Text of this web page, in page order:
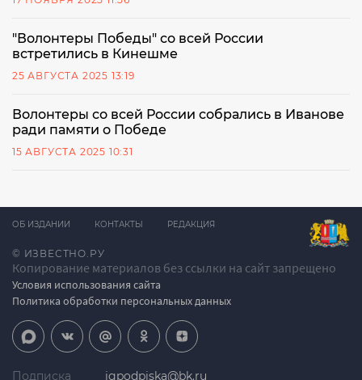
"Волонтеры Победы" со всей России
встретились в Кинешме
25 АВГУСТА 2025 13:19
Волонтеры со всей России собрались в Иванове
ради памяти о Победе
15 АВГУСТА 2025 10:31
© ИЗВЕСТНО.РУ
Копирование материалов без ссылки на сайт запрещено
Условия использования сайта
Политика обработки персональных данных
ОБ ИЗДАНИИ КОНТАКТЫ РЕДАКЦИЯ
Подписка igpodpiska@bk.ru